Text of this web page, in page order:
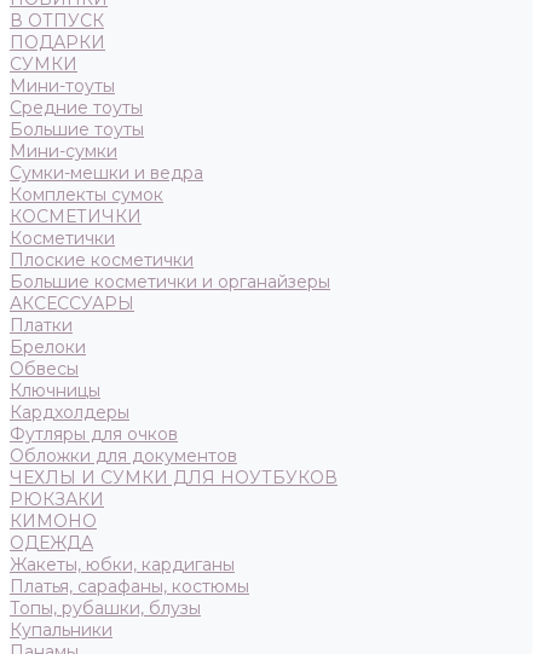
В ОТПУСК
ПОДАРКИ
СУМКИ
Мини-тоуты
Средние тоуты
Большие тоуты
Мини-сумки
Сумки-мешки и ведра
Комплекты сумок
КОСМЕТИЧКИ
Косметички
Плоские косметички
Большие косметички и органайзеры
АКСЕССУАРЫ
Платки
Брелоки
Обвесы
Ключницы
Кардхолдеры
Футляры для очков
Обложки для документов
ЧЕХЛЫ И СУМКИ ДЛЯ НОУТБУКОВ
РЮКЗАКИ
КИМОНО
ОДЕЖДА
Жакеты, юбки, кардиганы
Платья, сарафаны, костюмы
Топы, рубашки, блузы
Купальники